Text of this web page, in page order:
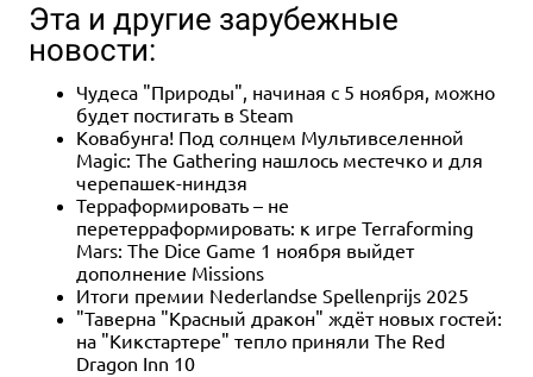
Эта и другие зарубежные
новости:
Чудеса "Природы", начиная с 5 ноября, можно
будет постигать в Steam
Ковабунга! Под солнцем Мультивселенной
Magic: The Gathering нашлось местечко и для
черепашек-ниндзя
Терраформировать – не
перетерраформировать: к игре Terraforming
Mars: The Dice Game 1 ноября выйдет
дополнение Missions
Итоги премии Nederlandse Spellenprijs 2025
"Таверна "Красный дракон" ждёт новых гостей:
на "Кикстартере" тепло приняли The Red
Dragon Inn 10